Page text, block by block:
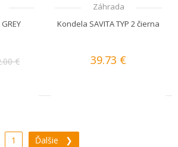
€
Záhrada
Kondela SAVITA TYP 2 čierna
39.73 €
1 Ďalšie ❯